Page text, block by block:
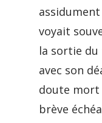
voyait
la sortie
avec son
doute mort
brève